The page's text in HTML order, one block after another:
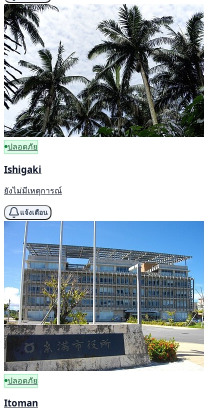
ปลอดภัย
Ishigaki
ยังไม่มีเหตุการณ์
แจ้งเตือน
ปลอดภัย
Itoman